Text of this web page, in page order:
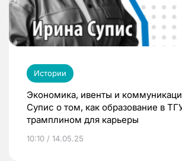
Истории
Экономика, ивенты и
Супис о том, как образование в
трамплином для карьеры
10:10 / 14.05.25